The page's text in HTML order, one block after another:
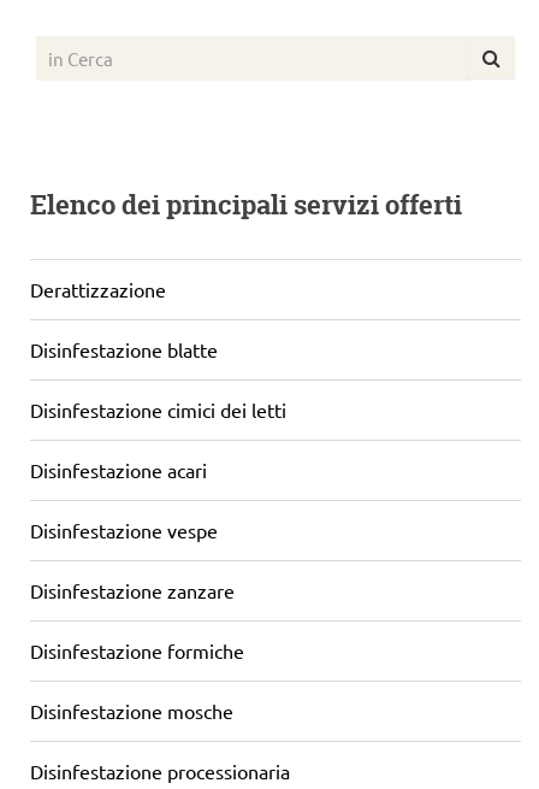
Elenco dei principali servizi offerti
Derattizzazione
Disinfestazione blatte
Disinfestazione cimici dei letti
Disinfestazione acari
Disinfestazione vespe
Disinfestazione zanzare
Disinfestazione formiche
Disinfestazione mosche
Disinfestazione processionaria